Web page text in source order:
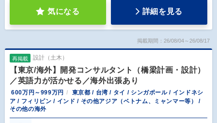
気になる 詳細を見る
掲載期間：26/08/04～26/08/17
再掲載 設計（土木）
【東京/海外】開発コンサルタント（橋梁計画・設計）
／英語力が活かせる／海外出張あり
600万円～999万円
東京都 / 台湾 / タイ / シンガポール / インドネシ
ア / フィリピン / インド / その他アジア（ベトナム、ミャンマー等） /
その他の海外